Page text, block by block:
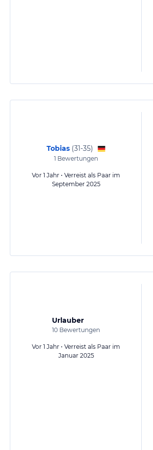
Tobias (31-35)
1 Bewertungen
Vor 1 Jahr • Verreist als Paar im
September 2025
Urlauber
10 Bewertungen
Vor 1 Jahr • Verreist als Paar im
Januar 2025